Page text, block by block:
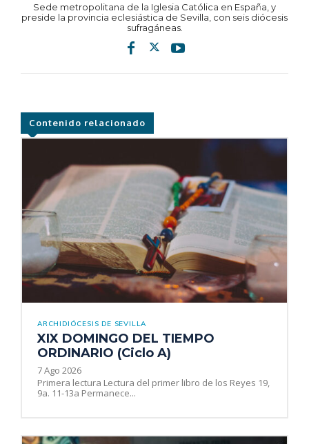
Sede metropolitana de la Iglesia Católica en España, y
preside la provincia eclesiástica de Sevilla, con seis diócesis
sufragáneas.
Contenido relacionado
ARCHIDIÓCESIS DE SEVILLA
XIX DOMINGO DEL TIEMPO
ORDINARIO (Ciclo A)
7 Ago 2026
Primera lectura Lectura del primer libro de los Reyes 19,
9a. 11-13a Permanece...